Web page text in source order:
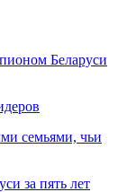
Беларуси
семьями, чьи
за пять лет